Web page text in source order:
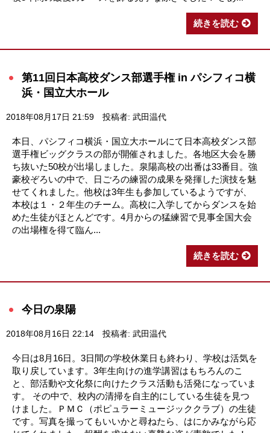
続きを読む
第11回日本高校ダンス部選手権 in パシフィコ横
浜・国立大ホール
2018年08月17日 21:59 投稿者: 武田温代
本日、パシフィコ横浜・国立大ホールにて日本高校ダンス部
選手権ビッグクラスの部が開催されました。各地区大会を勝
ち抜いた50校が出場しました。泉陽高校の出番は33番目。強
豪校ぞろいの中で、日ごろの練習の成果を発揮した演技を魅
せてくれました。他校は3年生も参加しているようですが、
本校は１・２年生のチーム。高校に入学してからダンスを始
めた生徒がほとんどです。4月からの猛練習で見事全国大会
の出場権を得て臨ん...
続きを読む
今日の泉陽
2018年08月16日 22:14 投稿者: 武田温代
今日は8月16日。3日間の学校休業日も終わり、学校は活気を
取り戻しています。3年生向けの進学講習はもちろんのこ
と、部活動や文化祭に向けたクラス活動も活発になっていま
す。 その中で、校内の清掃を自主的にしている生徒を見つ
けました。ＰＭＣ（ポピュラーミュージッククラブ）の生徒
です。写真を撮ってもいいかと尋ねたら、はにかみながら応